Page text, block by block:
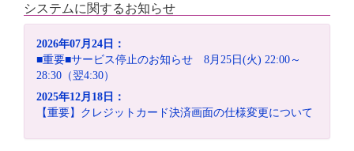
システムに関するお知らせ
2026年07月24日：
■重要■サービス停止のお知らせ 8月25日(火) 22:00～
28:30（翌4:30）
2025年12月18日：
【重要】クレジットカード決済画面の仕様変更について